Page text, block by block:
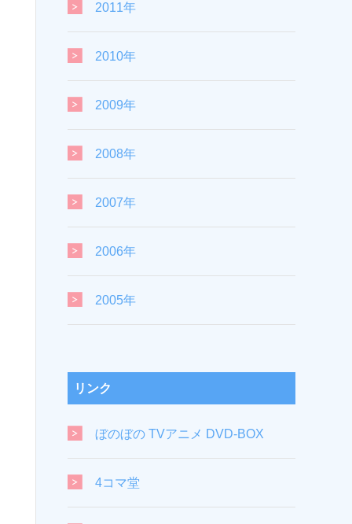
2011年
2010年
2009年
2008年
2007年
2006年
2005年
リンク
ぼのぼの TVアニメ DVD-BOX
4コマ堂